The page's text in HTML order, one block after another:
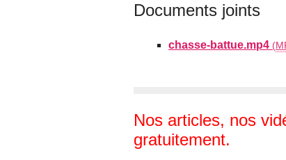
Documents joints
chasse-battue.mp4 (
Nos articles, nos
gratuitement.